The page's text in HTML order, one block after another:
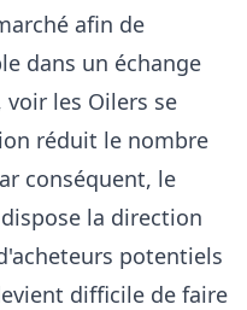
afin de
dans un échange
les Oilers se
réduit le nombre
conséquent, le
la direction
potentiels
difficile de faire